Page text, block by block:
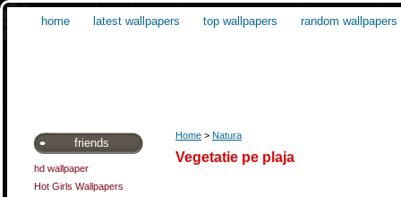
home latest wallpapers top wallpapers random wallpapers
friends
hd wallpaper
Hot Girls Wallpapers
Home > Natura
Vegetatie pe plaja